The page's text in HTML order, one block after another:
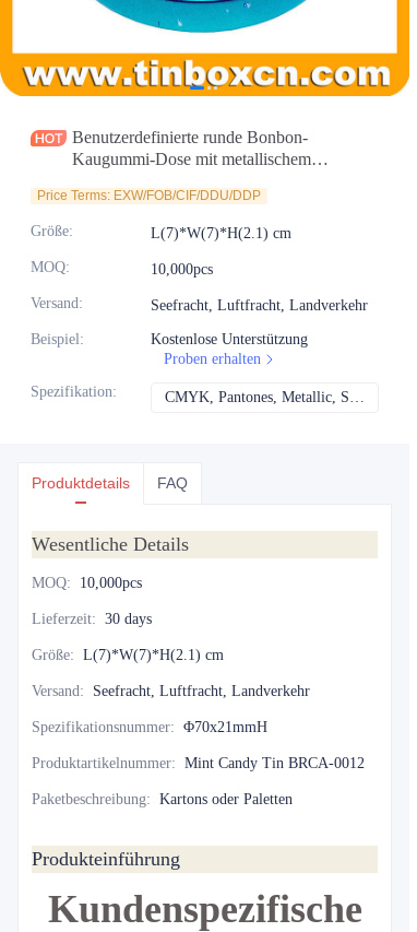
Benutzerdefinierte runde Bonbon-
Kaugummi-Dose mit metallischem
Price Terms: EXW/FOB/CIF/DDU/DDP
Größe: L(7)*W(7)*H(2.1) cm
MOQ: 10,000pcs
Versand: Seefracht, Luftfracht, Landverkehr
Beispiel:
Kostenlose Unterstützung
Proben erhalten
Spezifikation: CMYK, Pantones, Metallic, Sonderfarbe usw.
Produktdetails FAQ
Wesentliche Details
MOQ: 10,000pcs
Lieferzeit: 30 days
Größe: L(7)*W(7)*H(2.1) cm
Versand: Seefracht, Luftfracht, Landverkehr
Spezifikationsnummer: Φ70x21mmH
Produktartikelnummer: Mint Candy Tin BRCA-0012
Paketbeschreibung: Kartons oder Paletten
Produkteinführung
Kundenspezifische
Nachrichten
Produkte